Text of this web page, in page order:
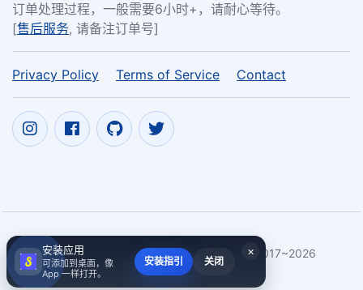
订单处理过程，一般需要6小时+，请耐心等待。
[售后服务, 请备注订单号]
Privacy Policy Terms of Service Contact
Copyright ©意大利将成为中国品牌出海下一站2017~2026
×
安装应用
可添加到桌面，像
App 一样打开。
安装指引 关闭